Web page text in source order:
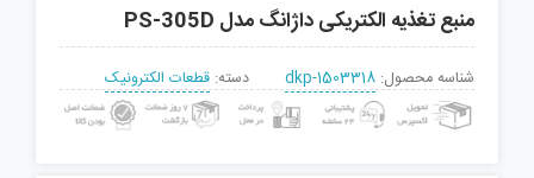
منبع تغذیه الکتریکی داژانگ مدل PS-305D
شناسه محصول: dkp-1503318 دسته: قطعات الکترونیک